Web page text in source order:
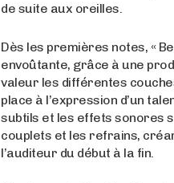
de suite aux oreilles.
Dès les premières notes, «
envoûtante, grâce à une
valeur les différentes
place à l’expression d’un
subtils et les effets sonores
couplets et les refrains,
l’auditeur du début à la fin.